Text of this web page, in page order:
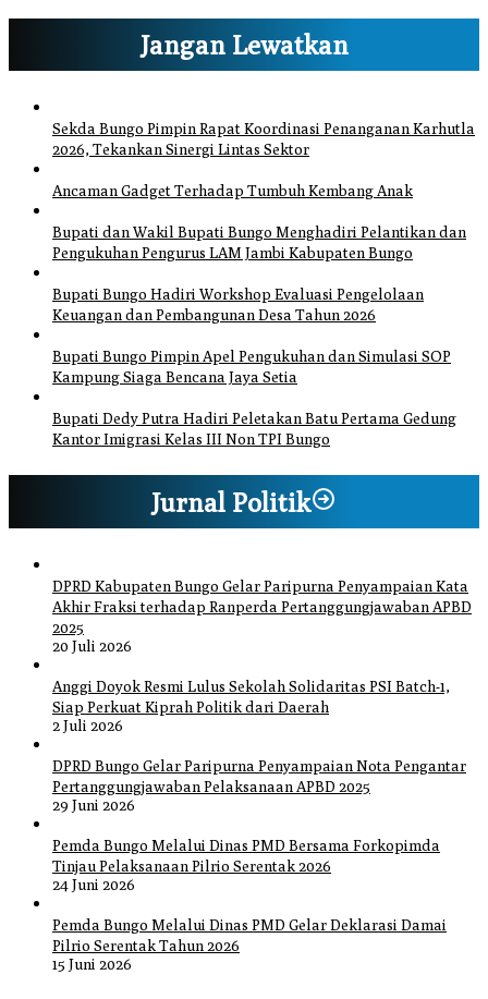
Jangan Lewatkan
Sekda Bungo Pimpin Rapat Koordinasi Penanganan Karhutla
2026, Tekankan Sinergi Lintas Sektor
Ancaman Gadget Terhadap Tumbuh Kembang Anak
Bupati dan Wakil Bupati Bungo Menghadiri Pelantikan dan
Pengukuhan Pengurus LAM Jambi Kabupaten Bungo
Bupati Bungo Hadiri Workshop Evaluasi Pengelolaan
Keuangan dan Pembangunan Desa Tahun 2026
Bupati Bungo Pimpin Apel Pengukuhan dan Simulasi SOP
Kampung Siaga Bencana Jaya Setia
Bupati Dedy Putra Hadiri Peletakan Batu Pertama Gedung
Kantor Imigrasi Kelas III Non TPI Bungo
Jurnal Politik
DPRD Kabupaten Bungo Gelar Paripurna Penyampaian Kata
Akhir Fraksi terhadap Ranperda Pertanggungjawaban APBD
2025
20 Juli 2026
Anggi Doyok Resmi Lulus Sekolah Solidaritas PSI Batch-1,
Siap Perkuat Kiprah Politik dari Daerah
2 Juli 2026
DPRD Bungo Gelar Paripurna Penyampaian Nota Pengantar
Pertanggungjawaban Pelaksanaan APBD 2025
29 Juni 2026
Pemda Bungo Melalui Dinas PMD Bersama Forkopimda
Tinjau Pelaksanaan Pilrio Serentak 2026
24 Juni 2026
Pemda Bungo Melalui Dinas PMD Gelar Deklarasi Damai
Pilrio Serentak Tahun 2026
15 Juni 2026